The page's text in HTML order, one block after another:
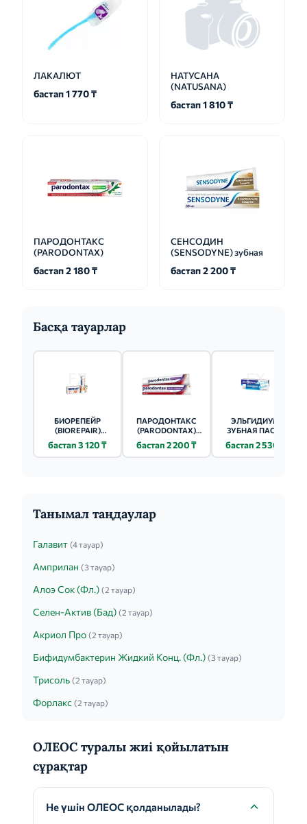
ЛАКАЛЮТ
бастап 1 770 ₸
НАТУСАНА
(NATUSANA)
бастап 1 810 ₸
ПАРОДОНТАКС
(PARODONTAX)
бастап 2 180 ₸
СЕНСОДИН
(SENSODYNE) зубная
бастап 2 200 ₸
Басқа тауарлар
БИОРЕПЕЙР
(BIOREPAIR)
CURVE JUNIOR Д/
ДЕТЕЙ 6-12
бастап 3 120 ₸
ПАРОДОНТАКС
(PARODONTAX)
УЛЬТРА ОЧИЩЕНИЕ
75МЛ
бастап 2 200 ₸
ЭЛЬГИДИУМ
ЗУБНАЯ ПАСТА
НАЛЕТА 75МЛ
бастап 2 530 ₸
Танымал таңдаулар
Галавит (4 тауар)
Амприлан (3 тауар)
Алоэ Сок (Фл.) (2 тауар)
Селен-Актив (Бад) (2 тауар)
Акриол Про (2 тауар)
Бифидумбактерин Жидкий Конц. (Фл.) (3 тауар)
Трисоль (2 тауар)
Форлакс (2 тауар)
ОЛЕОС туралы жиі қойылатын
сұрақтар
Не үшін ОЛЕОС қолданылады?